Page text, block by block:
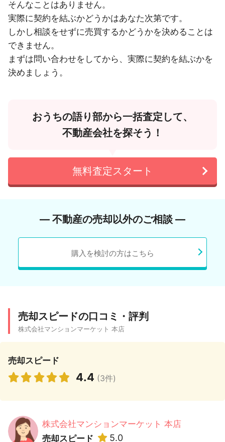
そんなことはありません。
実際に契約を結ぶかどうかはあなた次第です。
しかし相談をせずに売買するかどうかを決めることは
できません。
まずは問い合わせをしてから、実際に契約を結ぶかを
決めましょう。
おうちの語り部から一括査定して、
不動産会社を探そう！
無料査定スタート
― 不動産の売却以外のご相談 ―
購入を検討の方はこちら
売却スピードの口コミ・評判
株式会社マンションマーケット 本店
売却スピード
4.4 (3件)
株式会社マンションマーケット 本店
売却スピード
5.0